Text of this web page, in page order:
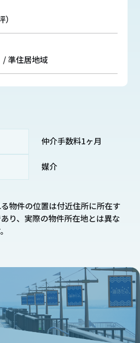
準住居地域
仲介手数料1ヶ月
媒介
物件の位置は付近住所に所在す
り、実際の物件所在地とは異な